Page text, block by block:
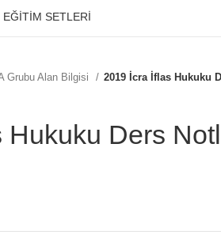
EĞİTİM SETLERİ
Grubu Alan Bilgisi 2019 İcra İflas Hukuku
Ders